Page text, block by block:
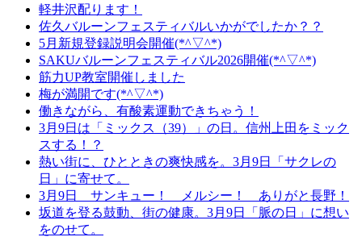
軽井沢配ります！
佐久バルーンフェスティバルいかがでしたか？？
5月新規登録説明会開催(*^▽^*)
SAKUバルーンフェスティバル2026開催(*^▽^*)
筋力UP教室開催しました
梅が満開です(*^▽^*)
働きながら、有酸素運動できちゃう！
3月9日は「ミックス（39）」の日。信州上田をミック
スする！？
熱い街に、ひとときの爽快感を。3月9日「サクレの
日」に寄せて。
3月9日 サンキュー！ メルシー！ ありがと長野！
坂道を登る鼓動、街の健康。3月9日「脈の日」に想い
をのせて。